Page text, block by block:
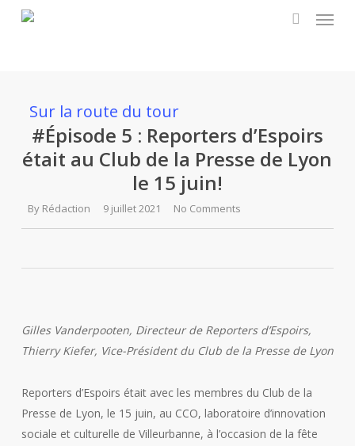
Menu
Sur la route du tour
#Épisode 5 : Reporters d’Espoirs
était au Club de la Presse de Lyon
le 15 juin!
By Rédaction 9 juillet 2021 No Comments
Gilles Vanderpooten, Directeur de Reporters d’Espoirs,
Thierry Kiefer, Vice-Président du Club de la Presse de Lyon
Reporters d’Espoirs était avec les membres du Club de la
Presse de Lyon, le 15 juin, au CCO, laboratoire d’innovation
sociale et culturelle de Villeurbanne, à l’occasion de la fête